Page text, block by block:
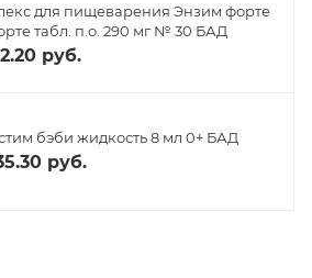
для пищеварения Энзим форте
табл. п.о. 290 мг № 30 БАД
руб.
бэби жидкость 8 мл 0+ БАД
руб.